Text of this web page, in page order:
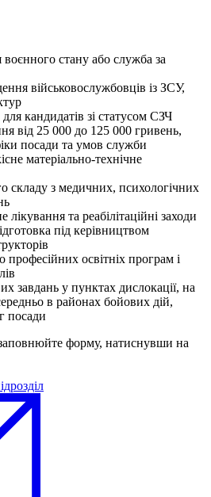
воєнного стану або служба за
військовослужбовців із ЗСУ,
кандидатів зі статусом СЗЧ
від 25 000 до 125 000 гривень,
посади та умов служби
матеріально-технічне
складу з медичних, психологічних
лікування та реабілітаційні заходи
під керівництвом
професійних освітніх програм і
завдань у пунктах дислокації, на
в районах бойових дій,
посади
форму, натиснувши на